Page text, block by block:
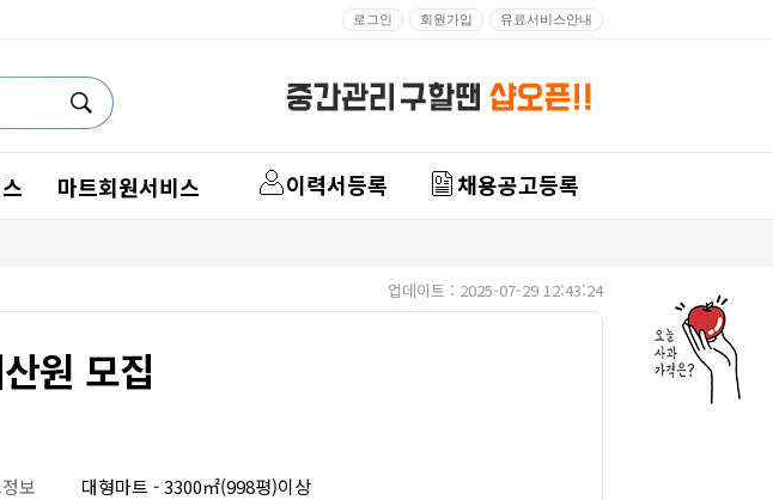
로그인 회원가입 유료서비스안내
마트회원서비스 이력서등록 채용공고등록
업데이트 : 2025-07-29 12:43:24
원 모집
보
대형마트 - 3300㎡(998평)이상